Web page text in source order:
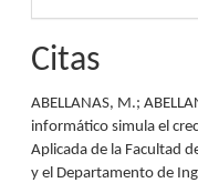
Citas
ABELLANAS, M.;
informático simula el
Aplicada de la Facultad
y el Departamento de